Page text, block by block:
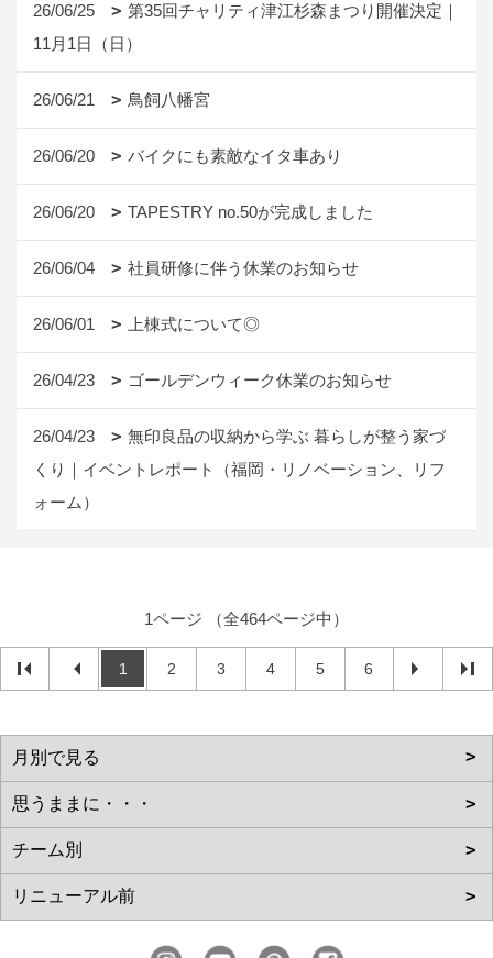
26/06/25
第35回チャリティ津江杉森まつり開催決定｜
11月1日（日）
26/06/21 鳥飼八幡宮
26/06/20 バイクにも素敵なイタ車あり
26/06/20 TAPESTRY no.50が完成しました
26/06/04 社員研修に伴う休業のお知らせ
26/06/01 上棟式について◎
26/04/23 ゴールデンウィーク休業のお知らせ
26/04/23
無印良品の収納から学ぶ 暮らしが整う家づ
くり｜イベントレポート（福岡・リノベーション、リフ
ォーム）
1ページ （全464ページ中）
1 2 3 4 5 6